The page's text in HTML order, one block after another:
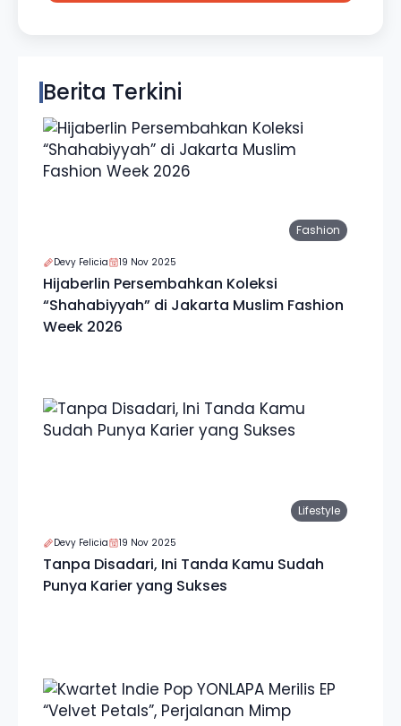
Berita Terkini
Fashion
Devy Felicia 19 Nov 2025
Hijaberlin Persembahkan Koleksi
“Shahabiyyah” di Jakarta Muslim Fashion
Week 2026
Lifestyle
Devy Felicia 19 Nov 2025
Tanpa Disadari, Ini Tanda Kamu Sudah
Punya Karier yang Sukses